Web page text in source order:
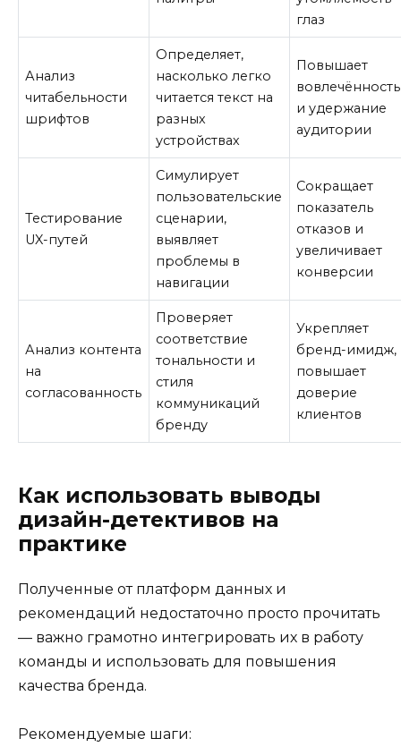
глаз
Анализ
читабельности
шрифтов
Определяет,
насколько легко
читается текст на
разных
устройствах
Повышает
вовлечённость
и удержание
аудитории
Тестирование
UX-путей
Симулирует
пользовательские
сценарии,
выявляет
проблемы в
навигации
Сокращает
показатель
отказов и
увеличивает
конверсии
Анализ контента
на
согласованность
Проверяет
соответствие
тональности и
стиля
коммуникаций
бренду
Укрепляет
бренд-имидж,
повышает
доверие
клиентов
Как использовать выводы
дизайн-детективов на
практике
Полученные от платформ данных и
рекомендаций недостаточно просто прочитать
— важно грамотно интегрировать их в работу
команды и использовать для повышения
качества бренда.
Рекомендуемые шаги: